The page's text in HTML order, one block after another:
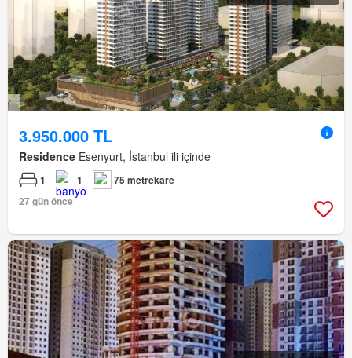
3.950.000 TL
Residence Esenyurt, İstanbul ili içinde
1 1
75 metrekare
27 gün önce